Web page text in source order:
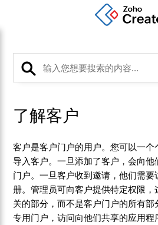
了解客户
客户是客户门户的用户。您可以一
导入客户。一旦添加了客户，会向他
门户。一旦客户收到邀请，他们需要
册。管理员可向客户提供特定权限，
关的部分，而不是客户门户的所有
专用门户，访问向他们共享的应用程